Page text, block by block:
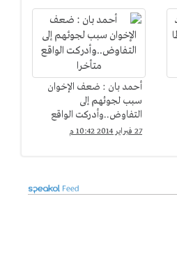
أحمد بان : ضعف الإخوان
سبب لجوئهم إلى
التفاوض..وأدركت الواقع
متأخرا
27 فبراير 2014 10:42 م